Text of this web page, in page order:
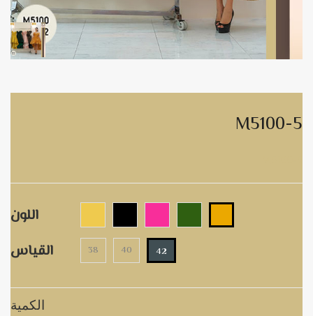
M5100-5
اللون
القياس
38 40 42
الكمية